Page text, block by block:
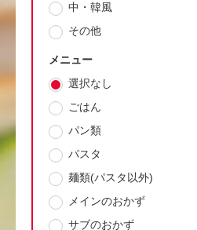
中・韓風
その他
メニュー
選択なし
ごはん
パン類
パスタ
麺類(パスタ以外)
メインのおかず
サブのおかず